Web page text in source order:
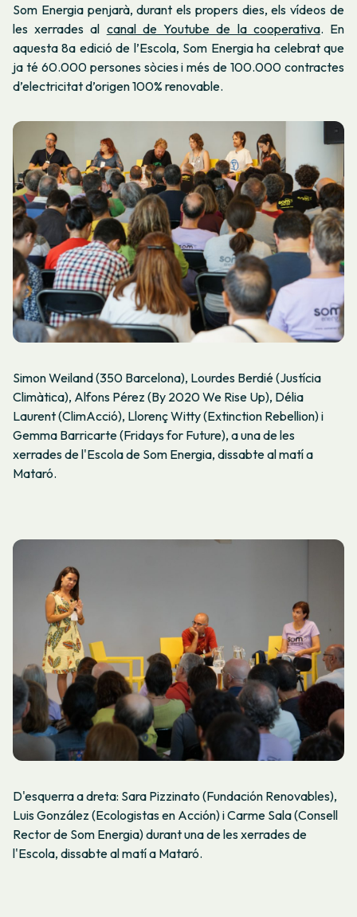
Som Energia penjarà, durant els propers dies, els vídeos de
les xerrades al canal de Youtube de la cooperativa. En
aquesta 8a edició de l’Escola, Som Energia ha celebrat que
ja té 60.000 persones sòcies i més de 100.000 contractes
d’electricitat d’origen 100% renovable.
Simon Weiland (350 Barcelona), Lourdes Berdié (Justícia
Climàtica), Alfons Pérez (By 2020 We Rise Up), Délia
Laurent (ClimAcció), Llorenç Witty (Extinction Rebellion) i
Gemma Barricarte (Fridays for Future), a una de les
xerrades de l'Escola de Som Energia, dissabte al matí a
Mataró.
D'esquerra a dreta: Sara Pizzinato (Fundación Renovables),
Luis González (Ecologistas en Acción) i Carme Sala (Consell
Rector de Som Energia) durant una de les xerrades de
l'Escola, dissabte al matí a Mataró.